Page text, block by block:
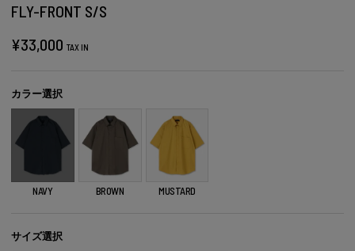
FLY-FRONT S/S
¥33,000 TAX IN
カラー選択
NAVY BROWN MUSTARD
サイズ選択